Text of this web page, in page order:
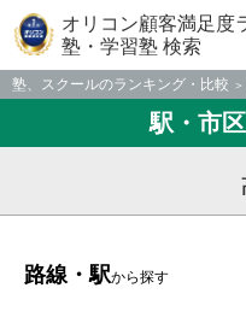
オリコン顧客満足度
塾・学習塾 検索
塾、スクールのランキング・比較
駅・市
路線・駅から探す